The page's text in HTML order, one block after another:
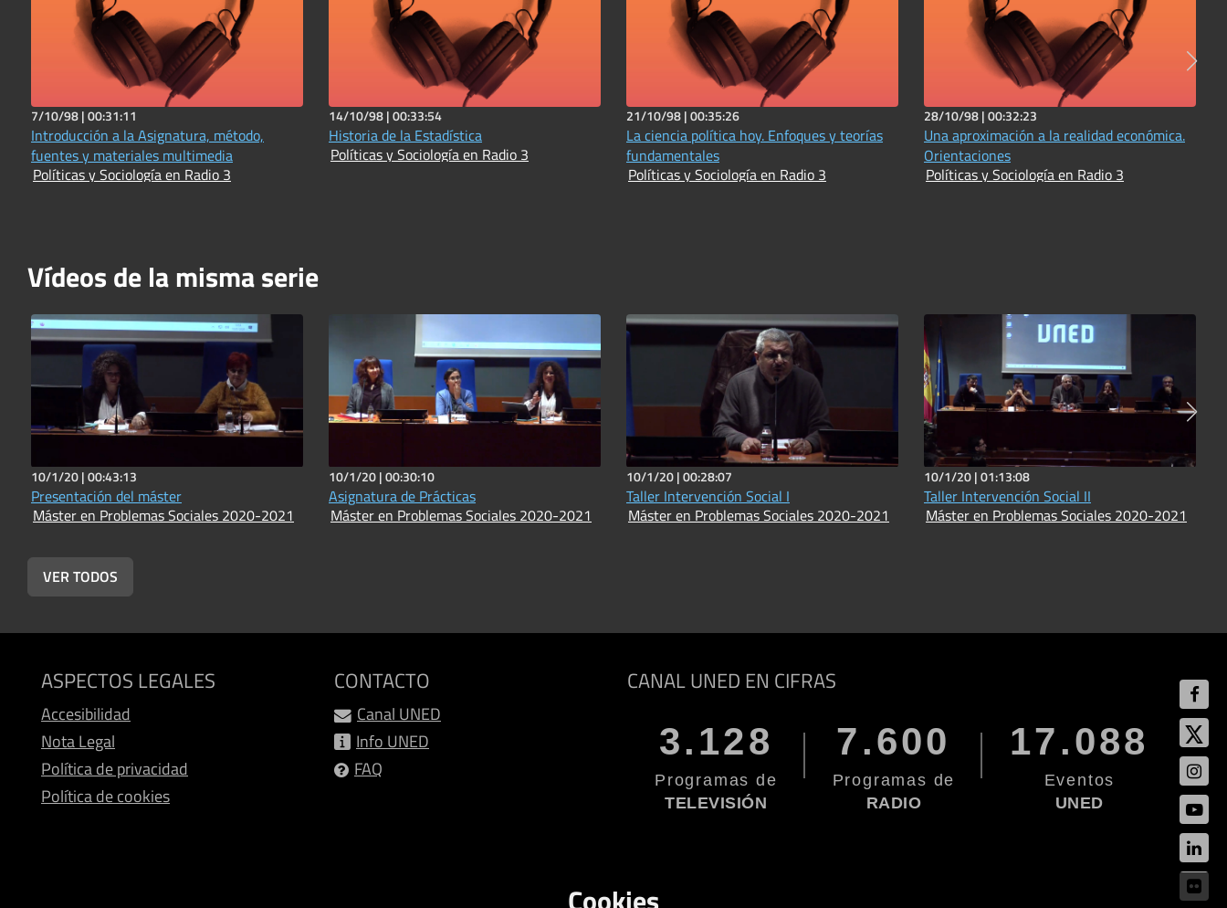
7/10/98 |00:31:11
Introducción a la Asignatura, método,
fuentes y materiales multimedia
Políticas y Sociología en Radio 3
14/10/98 |00:33:54
Historia de la Estadística
Políticas y Sociología en Radio 3
21/10/98 |00:35:26
La ciencia política hoy. Enfoques y teorías
fundamentales
Políticas y Sociología en Radio 3
28/10/98 |00:32:23
Una aproximación a la realidad económica.
Orientaciones
Políticas y Sociología en Radio 3
Vídeos de la misma serie
10/1/20 |00:43:13
Presentación del máster
Máster en Problemas Sociales 2020-2021
10/1/20 |00:30:10
Asignatura de Prácticas
Máster en Problemas Sociales 2020-2021
10/1/20 |00:28:07
Taller Intervención Social I
Máster en Problemas Sociales 2020-2021
10/1/20 |01:13:08
Taller Intervención Social II
Máster en Problemas Sociales 2020-2021
VER TODOS
ASPECTOS LEGALES
Accesibilidad
Nota Legal
Política de privacidad
Política de cookies
CONTACTO
Canal UNED
Info UNED
FAQ
CANAL UNED EN CIFRAS
3.128
Programas de
TELEVISIÓN
7.600
Programas de
RADIO
17.088
Eventos
UNED